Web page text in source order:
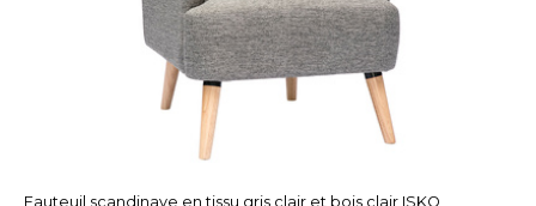
Fauteuil scandinave en tissu gris clair et bois clair ISKO